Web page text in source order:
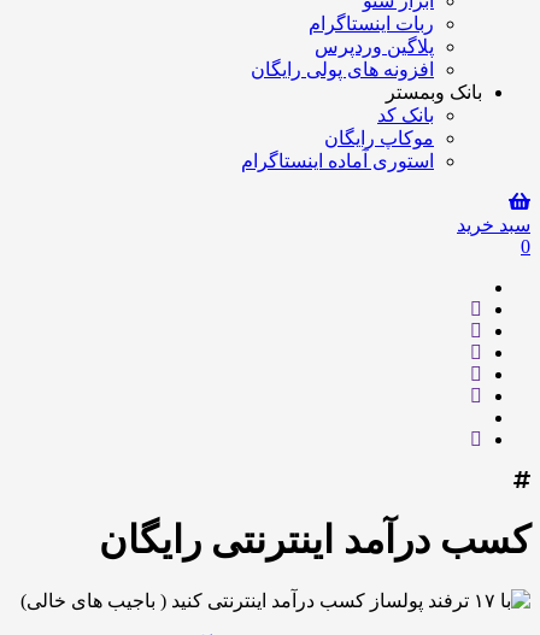
ربات اینستاگرام
پلاگین وردپرس
افزونه های پولی رایگان
بانک وبمستر
بانک کد
موکاپ رایگان
استوری آماده اینستاگرام
سبد خرید
0
کسب درآمد اینترنتی رایگان